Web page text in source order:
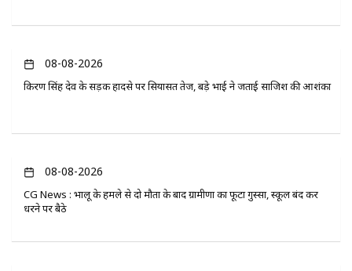
08-08-2026
किरण सिंह देव के सड़क हादसे पर सियासत तेज, बड़े भाई ने जताई साजिश की आशंका
08-08-2026
CG News : भालू के हमले से दो मौतों के बाद ग्रामीणों का फूटा गुस्सा, स्कूल बंद कर
धरने पर बैठे